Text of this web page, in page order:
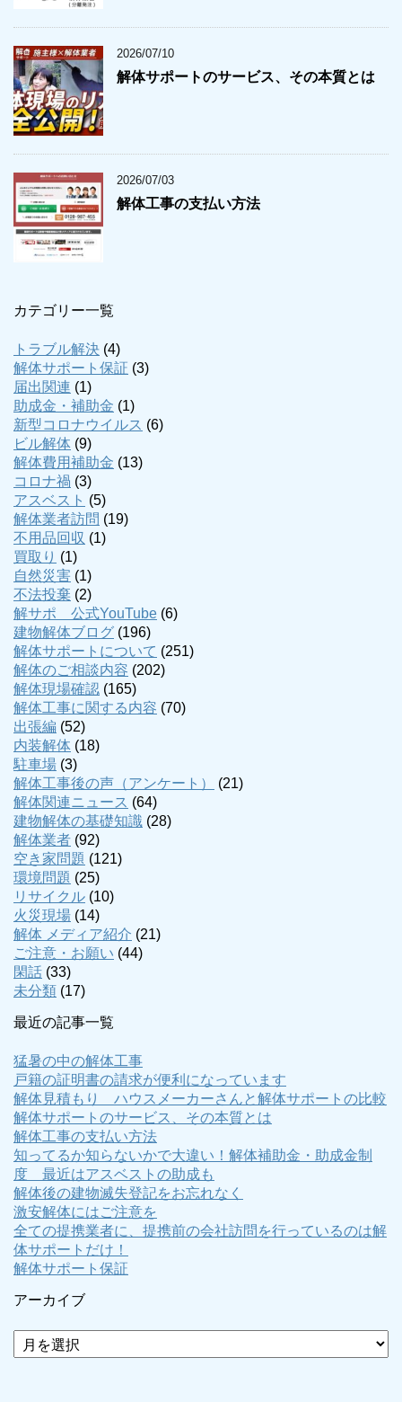
2026/07/10
解体サポートのサービス、その本質とは
2026/07/03
解体工事の支払い方法
カテゴリー一覧
トラブル解決 (4)
解体サポート保証 (3)
届出関連 (1)
助成金・補助金 (1)
新型コロナウイルス (6)
ビル解体 (9)
解体費用補助金 (13)
コロナ禍 (3)
アスベスト (5)
解体業者訪問 (19)
不用品回収 (1)
買取り (1)
自然災害 (1)
不法投棄 (2)
解サポ 公式YouTube (6)
建物解体ブログ (196)
解体サポートについて (251)
解体のご相談内容 (202)
解体現場確認 (165)
解体工事に関する内容 (70)
出張編 (52)
内装解体 (18)
駐車場 (3)
解体工事後の声（アンケート）
(21)
解体関連ニュース (64)
建物解体の基礎知識 (28)
解体業者 (92)
空き家問題 (121)
環境問題 (25)
リサイクル (10)
火災現場 (14)
解体 メディア紹介 (21)
ご注意・お願い (44)
閑話 (33)
未分類 (17)
最近の記事一覧
猛暑の中の解体工事
戸籍の証明書の請求が便利になっています
解体見積もり ハウスメーカーさんと解体サポートの比較
解体サポートのサービス、その本質とは
解体工事の支払い方法
知ってるか知らないかで大違い！解体補助金・助成金制
度 最近はアスベストの助成も
解体後の建物滅失登記をお忘れなく
激安解体にはご注意を
全ての提携業者に、提携前の会社訪問を行っているのは解
体サポートだけ！
解体サポート保証
アーカイブ
ア
ー